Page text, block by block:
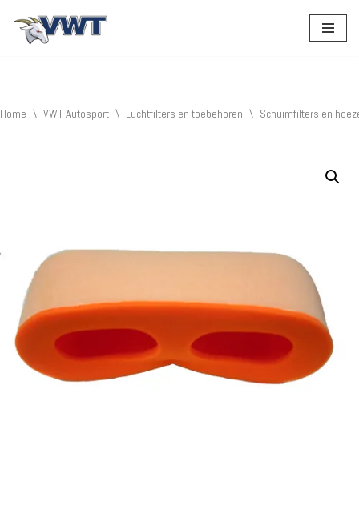
Home \ VWT Autosport \ Luchtfilters en toebehoren \ Schuimfilters en